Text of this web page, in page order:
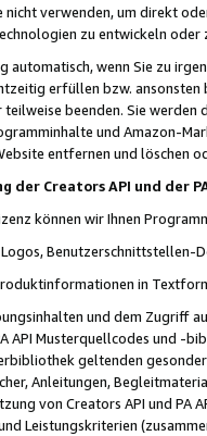
verwenden, um direkt
zu entwickeln
automatisch, wenn Sie zu
erfüllen bzw. ansonsten
beenden. Sie werden
und Amazon-
entfernen und löschen
der Creators API und der
können wir Ihnen
Benutzerschnittstellen-
in
und dem Zugriff
API Musterquellcodes und
geltenden
Anleitungen,
von Creators API und PA
Leistungskriterien